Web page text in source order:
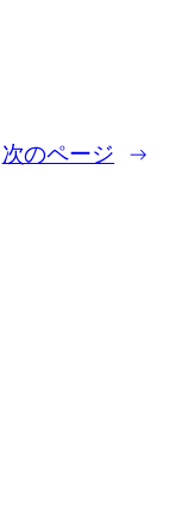
次のページ →